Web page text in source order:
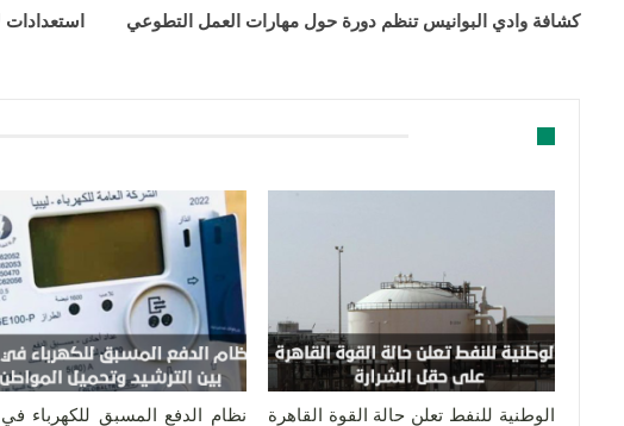
كشافة وادي البوانيس تنظم دورة حول مهارات العمل التطوعي
الوطنية للنفط تعلن حالة القوة القاهرة
نظام الدفع المسبق للكهرباء في